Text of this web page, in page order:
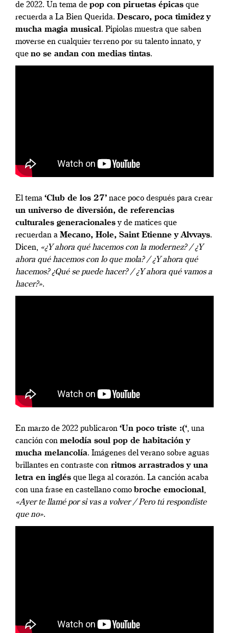
de 2022. Un tema de pop con piruetas épicas que
recuerda a La Bien Querida. Descaro, poca timidez y
mucha magia musical. Pipiolas muestra que saben
moverse en cualquier terreno por su talento innato, y
que no se andan con medias tintas.
El tema ‘Club de los 27’ nace poco después para crear
un universo de diversión, de referencias
culturales generacionalesy de matices que
recuerdan a Mecano, Hole, Saint Etienne y Alvvays.
Dicen, «¿Y ahora qué hacemos con la modernez? / ¿Y
ahora qué hacemos con lo que mola? / ¿Y ahora qué
hacemos? ¿Qué se puede hacer? / ¿Y ahora qué vamos a
hacer?».
En marzo de 2022 publicaron ‘Un poco triste :(‘, una
canción con melodía soul pop de habitación y
mucha melancolía. Imágenes del verano sobre aguas
brillantes en contraste con ritmos arrastrados y una
letra en inglés que llega al corazón. La canción acaba
con una frase en castellano como broche emocional,
«Ayer te llamé por si vas a volver / Pero tú respondiste
que no».